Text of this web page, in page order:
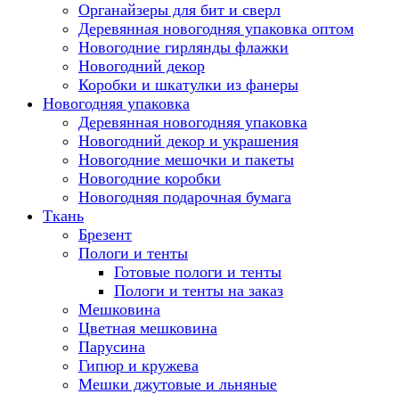
Органайзеры для бит и сверл
Деревянная новогодняя упаковка оптом
Новогодние гирлянды флажки
Новогодний декор
Коробки и шкатулки из фанеры
Новогодняя упаковка
Деревянная новогодняя упаковка
Новогодний декор и украшения
Новогодние мешочки и пакеты
Новогодние коробки
Новогодняя подарочная бумага
Ткань
Брезент
Пологи и тенты
Готовые пологи и тенты
Пологи и тенты на заказ
Мешковина
Цветная мешковина
Парусина
Гипюр и кружева
Мешки джутовые и льняные